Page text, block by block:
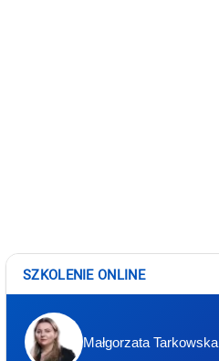
SZKOLENIE ONLINE
Małgorzata Tarkowska